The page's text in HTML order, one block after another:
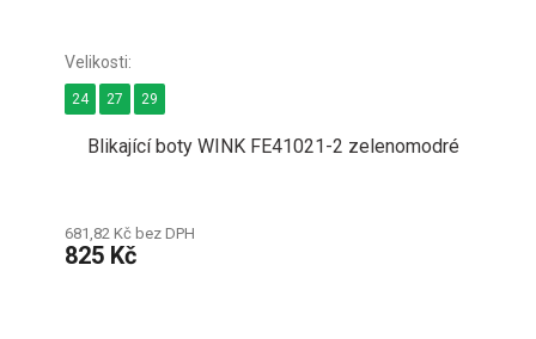
Blikající boty WINK FE41021-2 zelenomodré
681,82 Kč bez DPH
825 Kč
24 27 29